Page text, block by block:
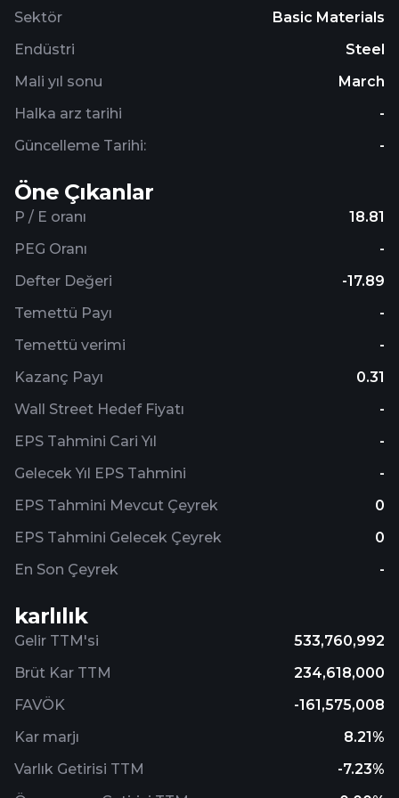
to Zenith Steel Pipes & Industries Limited in July
is based in Mumbai, India.
Sektör
Basic Materials
Endüstri
Steel
Mali yıl sonu
March
Halka arz tarihi
-
Güncelleme Tarihi:
-
Öne Çıkanlar
P / E oranı
18.81
PEG Oranı
-
Defter Değeri
-17.89
Temettü Payı
-
Temettü verimi
-
Kazanç Payı
0.31
Wall Street Hedef Fiyatı
-
EPS Tahmini Cari Yıl
-
Gelecek Yıl EPS Tahmini
-
EPS Tahmini Mevcut Çeyrek
0
EPS Tahmini Gelecek Çeyrek
0
En Son Çeyrek
-
karlılık
Gelir TTM'si
533,760,992
Brüt Kar TTM
234,618,000
FAVÖK
-161,575,008
Kar marjı
8.21%
Varlık Getirisi TTM
-7.23%